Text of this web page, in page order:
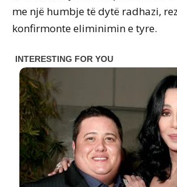
me një humbje të dytë radhazi,
konfirmonte eliminimin e tyre.